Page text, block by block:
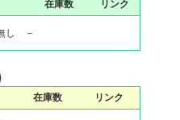
在庫数 リンク
し －
在庫数 リンク